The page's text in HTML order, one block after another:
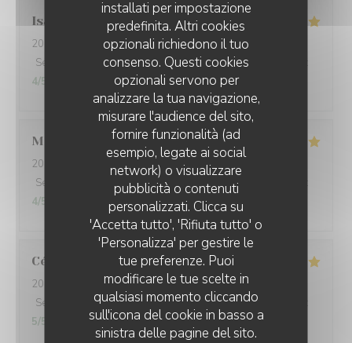
installati per impostazione
predefinita. Altri cookies
opzionali richiedono il tuo
consenso. Questi cookies
opzionali servono per
analizzare la tua navigazione,
misurare l'audience del sito,
fornire funzionalità (ad
esempio, legate ai social
network) o visualizzare
pubblicità o contenuti
personalizzati. Clicca su
'Accetta tutto', 'Rifiuta tutto' o
'Personalizza' per gestire le
tue preferenze. Puoi
modificare le tue scelte in
qualsiasi momento cliccando
sull'icona del cookie in basso a
sinistra delle pagine del sito.
Isabelle
2026-08-01
- 19:00 - Ospiti 3
Servizio
Atmosfera:4 /5 Cucina :4/5 Qualità / Prezzo
4/5
Mathéo
2026-07-31
- 18:30 - Ospiti 2
Servizio
Atmosfera:5/5 Cucina:5/5 Qualità / Prezzo
4/5
Céline
2026-08-02
- 12:30 - Ospiti 6
Servizio
/5 Atmosfera : 5/5 Cucina :5/5 Qualità / Prezzo
5/5
L'AILE ET LA CUISSE